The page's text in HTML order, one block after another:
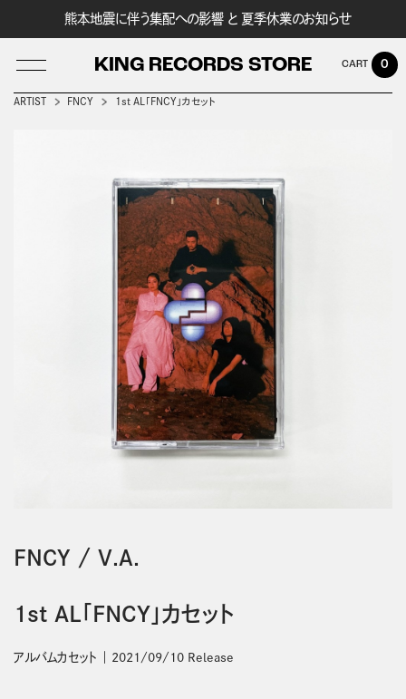
熊本地震に伴う集配への影響 と 夏季休業のお知らせ
KING RECORDS STORE 0
ARTIST FNCY 1st AL「FNCY」カセット
FNCY / V.A.
1st AL「FNCY」カセット
アルバムカセット 2021/09/10 Release